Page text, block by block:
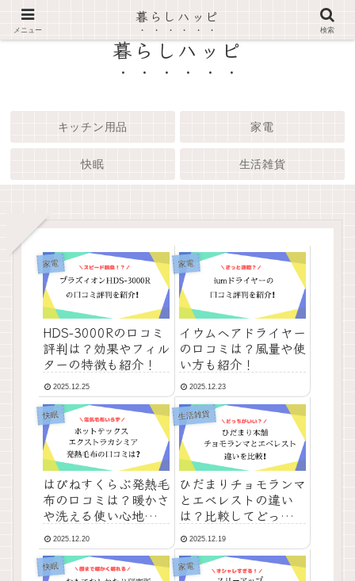
暮らしハッピ
キッチン用品 家電
快眠 生活雑貨
家電
HDS-3000Rの口コミ
評判は？効果やフィル
ターの特徴も紹介！
2025.12.25
家電
イウムヘアドライヤー
の口コミは？風量や使
い方も紹介！
2025.12.23
快眠
はぴねすくらぶ発熱毛
布の口コミは？暖かさ
や洗える使い心地も紹
介！
2025.12.20
生活雑貨
ひだまりチョモランマ
とエベレストの違い
は？比較してどっちが
おすすめか紹介！
2025.12.19
快眠 家電
メニュー
暮らしハッピ
検索